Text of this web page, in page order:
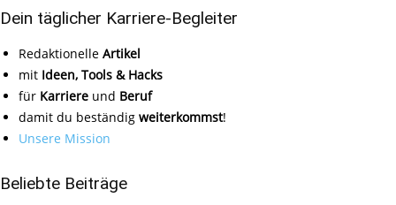
Dein täglicher Karriere-Begleiter
Redaktionelle Artikel
mit Ideen, Tools & Hacks
für Karriere und Beruf
damit du beständig weiterkommst!
Unsere Mission
Beliebte Beiträge